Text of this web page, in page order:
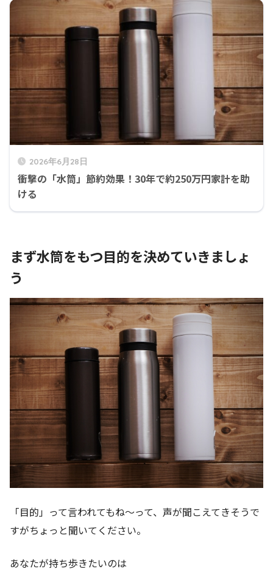
2026年6月28日
衝撃の「水筒」節約効果！30年で約250万円家計を助
ける
まず水筒をもつ目的を決めていきましょ
う
「目的」って言われてもね～って、声が聞こえてきそうで
すがちょっと聞いてください。
あなたが持ち歩きたいのは